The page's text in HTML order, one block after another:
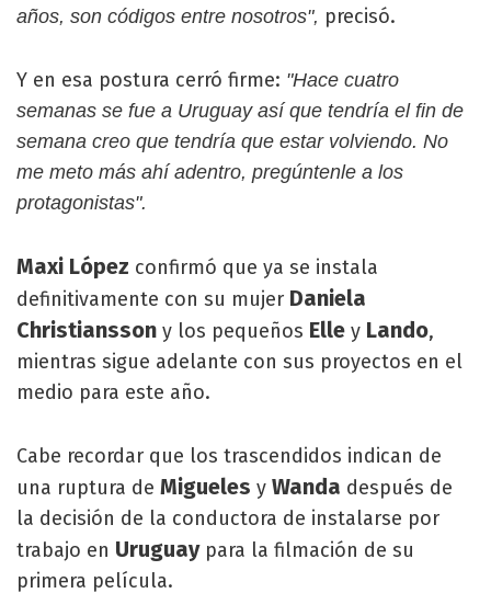
años, son códigos entre nosotros", precisó.
Y en esa postura cerró firme: "Hace cuatro
semanas se fue a Uruguay así que tendría el fin de
semana creo que tendría que estar volviendo. No
me meto más ahí adentro, pregúntenle a los
protagonistas".
Maxi López confirmó que ya se instala
definitivamente con su mujer Daniela
Christiansson y los pequeños Elle y Lando,
mientras sigue adelante con sus proyectos en el
medio para este año.
Cabe recordar que los trascendidos indican de
una ruptura de Migueles y Wanda después de
la decisión de la conductora de instalarse por
trabajo en Uruguaypara la filmación de su
primera película.